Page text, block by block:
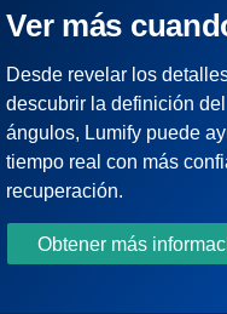
Ver más
Desde revelar los
descubrir la definición
ángulos, Lumify puede
tiempo real con más
recuperación.
Obtener más